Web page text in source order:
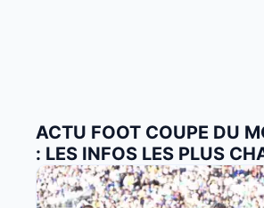
ACTU FOOT COUPE DU
: LES INFOS LES PLUS